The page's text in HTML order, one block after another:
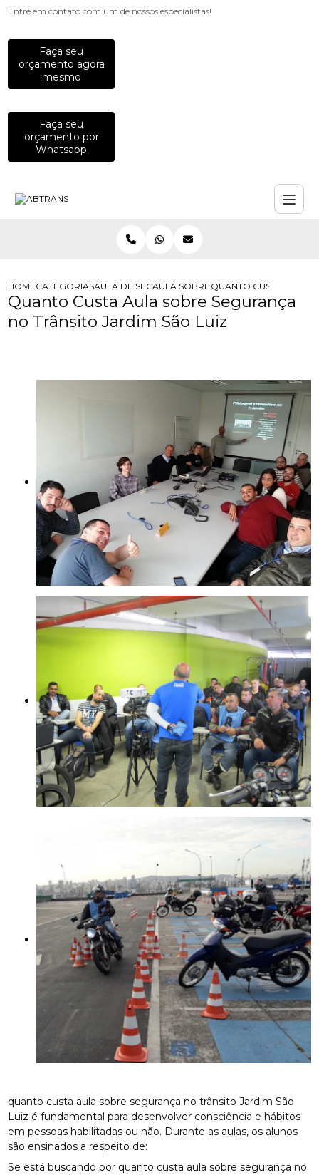
Entre em contato com um de nossos especialistas!
Faça seu
orçamento agora
mesmo
Faça seu
orçamento por
Whatsapp
HOMECATEGORIASAULA DE SEGURANCA NO TRANSITO
AULA SOBRE SEGURANCA NO
QUANTO CUSTA AULA
Quanto Custa Aula sobre Segurança
no Trânsito Jardim São Luiz
quanto custa aula sobre segurança no trânsito Jardim São
Luiz é fundamental para desenvolver consciência e hábitos
em pessoas habilitadas ou não. Durante as aulas, os alunos
são ensinados a respeito de:
Se está buscando por quanto custa aula sobre segurança no